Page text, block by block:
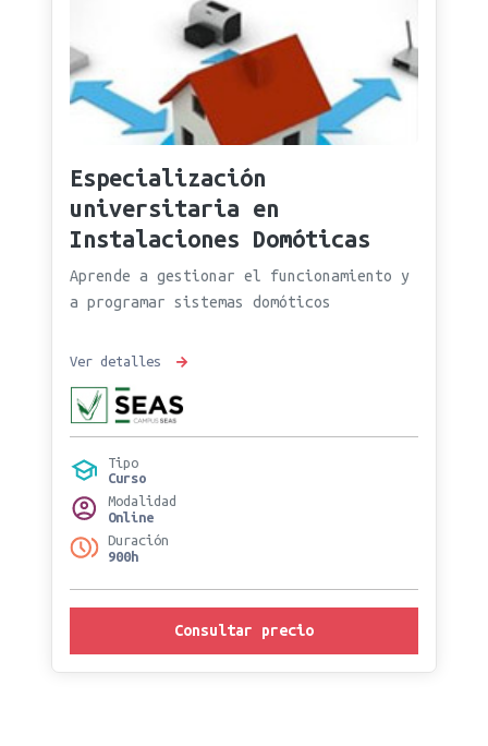
Especialización
universitaria en
Instalaciones Domóticas
Aprende a gestionar el funcionamiento y
a programar sistemas domóticos
Ver detalles
Tipo
Curso
Modalidad
Online
Duración
900h
Consultar precio